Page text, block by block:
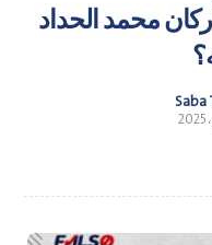
محمد الحداد